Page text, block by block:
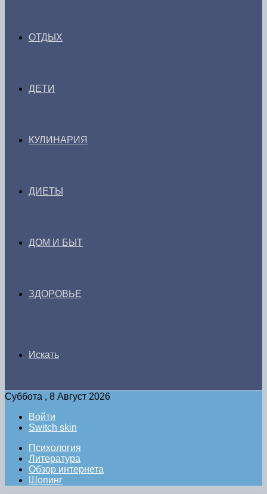
ОТДЫХ
ДЕТИ
КУЛИНАРИЯ
ДИЕТЫ
ДОМ И БЫТ
ЗДОРОВЬЕ
Искать
Суббота , 8 Август 2026
Войти
Switch skin
Психология
Литература
Обзор интернета
Шопинг